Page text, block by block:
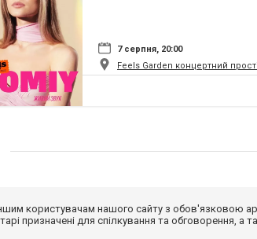
7 серпня, 20:00
Feels Garden концертний
користувачам нашого сайту з обов'язковою
призначені для спілкування та обговорення, а